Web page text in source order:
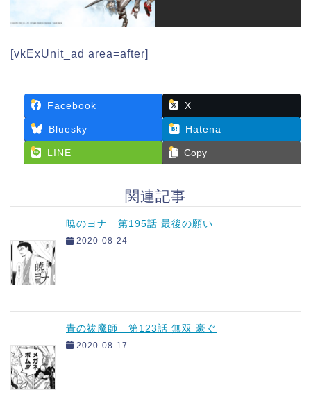
[vkExUnit_ad area=after]
Facebook X
Bluesky Hatena
LINE Copy
関連記事
暁のヨナ 第195話 最後の願い
2020-08-24
青の祓魔師 第123話 無双 豪ぐ
2020-08-17